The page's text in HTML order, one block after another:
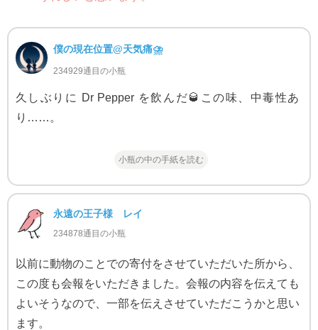
僕の現在位置@天気痛⛈
234929通目の小瓶
久しぶりに Dr Pepper を飲んだ🥃この味、中毒性あ
り……。
小瓶の中の手紙を読む
永遠の王子様 レイ
234878通目の小瓶
以前に動物のことでの寄付をさせていただいた所から、
この度も会報をいただきました。会報の内容を伝えても
よいそうなので、一部を伝えさせていただこうかと思い
ます。